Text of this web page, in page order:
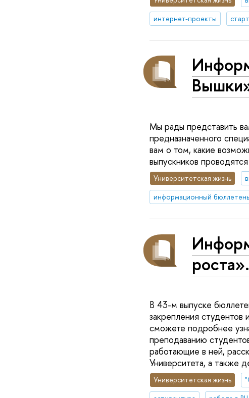
интернет-проекты
Мы рады представить
предназначенного
вам о том, какие
выпускников
Университетская жизнь
В 43-м выпуске
закрепления студентов
сможете подробнее
преподаванию
работающие в ней,
Университета, а также
Университетская жизнь